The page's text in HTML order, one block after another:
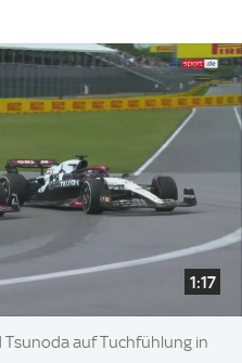
1:17
Tsunoda auf Tuchfühlung in